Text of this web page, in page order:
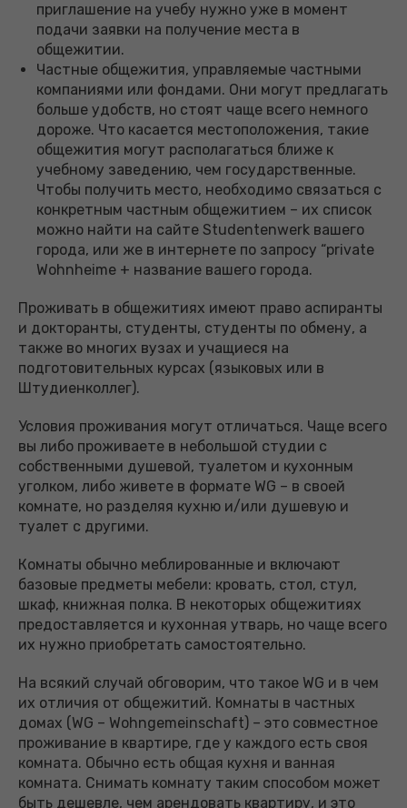
приглашение на учебу нужно уже в момент
подачи заявки на получение места в
общежитии.
Частные общежития, управляемые частными
компаниями или фондами. Они могут предлагать
больше удобств, но стоят чаще всего немного
дороже. Что касается местоположения, такие
общежития могут располагаться ближе к
учебному заведению, чем государственные.
Чтобы получить место, необходимо связаться с
конкретным частным общежитием – их список
можно найти на сайте Studentenwerk вашего
города, или же в интернете по запросу “private
Wohnheime + название вашего города.
Проживать в общежитиях имеют право аспиранты
и докторанты, студенты, студенты по обмену, а
также во многих вузах и учащиеся на
подготовительных курсах (языковых или в
Штудиенколлег).
Условия проживания могут отличаться. Чаще всего
вы либо проживаете в небольшой студии с
собственными душевой, туалетом и кухонным
уголком, либо живете в формате WG – в своей
комнате, но разделяя кухню и/или душевую и
туалет с другими.
Комнаты обычно меблированные и включают
базовые предметы мебели: кровать, стол, стул,
шкаф, книжная полка. В некоторых общежитиях
предоставляется и кухонная утварь, но чаще всего
их нужно приобретать самостоятельно.
На всякий случай обговорим, что такое WG и в чем
их отличия от общежитий. Комнаты в частных
домах (WG – Wohngemeinschaft) – это совместное
проживание в квартире, где у каждого есть своя
комната. Обычно есть общая кухня и ванная
комната. Снимать комнату таким способом может
быть дешевле, чем арендовать квартиру, и это